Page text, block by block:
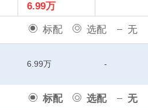
6.99万
纷享版
标配 选配 无
标配 选配 无
6.99万 -